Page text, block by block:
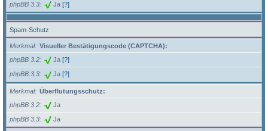
phpBB 3.3 Ja [?]
Spam-Schutz
Merkmal
Visueller Bestätigungscode (CAPTCHA):
phpBB 3.2
Ja [?]
phpBB 3.3 Ja [?]
Merkmal
Überflutungsschutz:
phpBB 3.2
Ja
phpBB 3.3 Ja